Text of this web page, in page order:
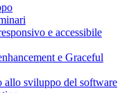
e accessibile
e Graceful
allo sviluppo del software